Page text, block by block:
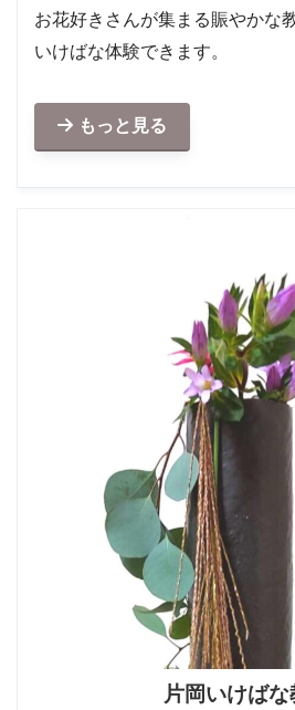
お花好きさんが集まる賑やかな
いけばな体験できます。
もっと見る
片岡いけばな